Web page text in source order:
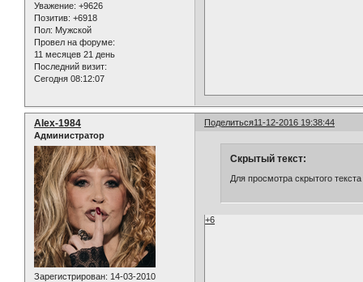
Уважение: +9626
Позитив: +6918
Пол: Мужской
Провел на форуме:
11 месяцев 21 день
Последний визит:
Сегодня 08:12:07
Поделиться11-12-2016 19:38:44
Alex-1984
Администратор
Зарегистрирован: 14-03-2010
Скрытый текст:
Для просмотра скрытого
+6